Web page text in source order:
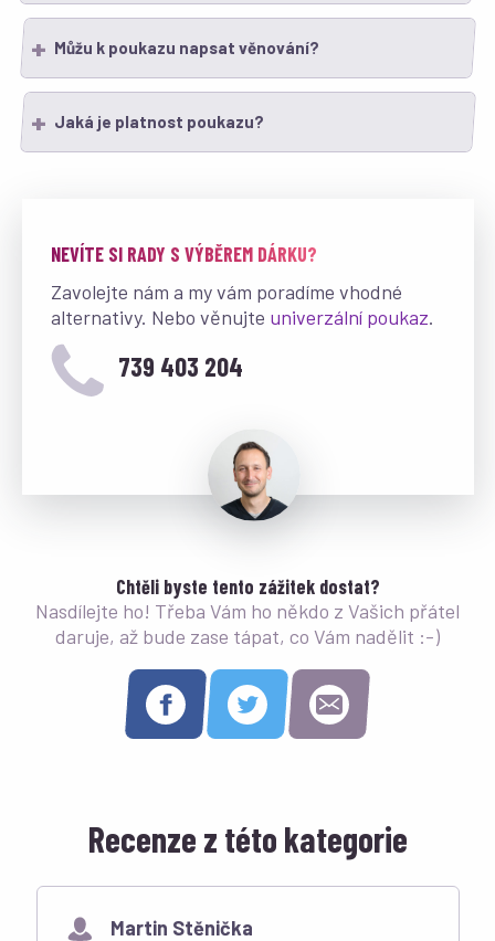
Můžu k poukazu napsat věnování?
Jaká je platnost poukazu?
NEVÍTE SI RADY S VÝBĚREM DÁRKU?
Zavolejte nám a my vám poradíme vhodné
alternativy. Nebo věnujte univerzální poukaz.
739 403 204
Chtěli byste tento zážitek dostat?
Nasdílejte ho! Třeba Vám ho někdo z Vašich přátel
daruje, až bude zase tápat, co Vám nadělit :-)
Recenze z této kategorie
Martin Stěnička